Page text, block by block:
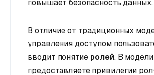
повышает безопасность данных.
В отличие от традиционных
управления доступом
вводит понятие ролей. В
предоставляете привилегии